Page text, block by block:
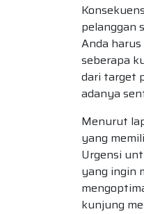
pelanggan
Anda
seberapa
dari target
adanya
Menurut
yang
Urgensi
yang ingin
kunjung